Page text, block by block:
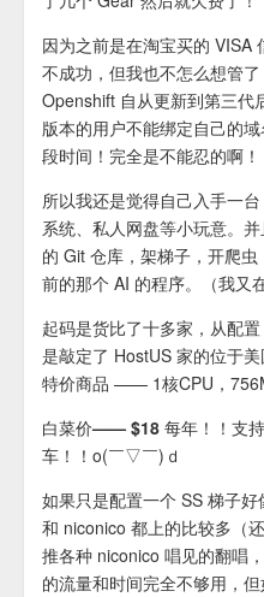
因为之前是在淘宝买的 VISA
不成功，但我也不怎么想管
Openshift 自从更新到第三代
版本的用户不能绑定自己的
段时间！完全是不能忍的啊！
所以我还是觉得自己入手一
系统、私人网盘等小玩意。
的 Git 仓库，架梯子，开爬
前的那个 AI 的程序。（我又
起码是货比了十多家，从配
是敲定了 HostUS 家的位于
特价商品 —— 1核CPU，
白菜价—— $18 每年！！ 支
车！！o(￣▽￣)ｄ
如果只是配置一个 SS 梯子
和 niconico 都上的比较多（
推各种 niconico 唱见的翻唱
的流量和时间完全不够用，